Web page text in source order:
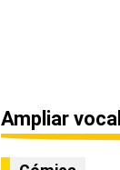
Ampliar